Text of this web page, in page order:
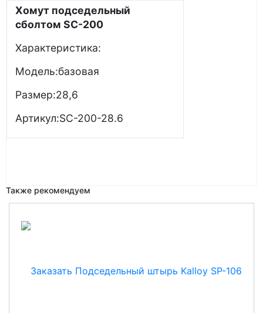
Хомут подседельный
сболтом SC-200
Характеристика:
Модель:базовая
Размер:28,6
Артикул:SC-200-28.6
Также рекомендуем